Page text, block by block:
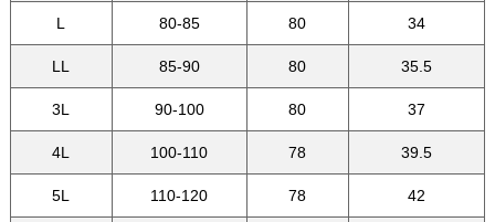
L 80-85 80 34
LL 85-90 80 35.5
3L 90-100 80 37
4L 100-110 78 39.5
5L 110-120 78 42